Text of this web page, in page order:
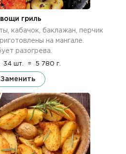
гриль
кабачок, баклажан, перчик
на мангале.
разогрева.
34 шт. = 5 780 г.
Заменить